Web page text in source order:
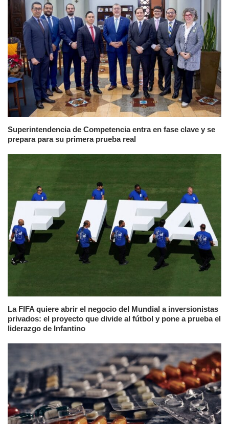
Superintendencia de Competencia entra en fase clave y se
prepara para su primera prueba real
La FIFA quiere abrir el negocio del Mundial a inversionistas
privados: el proyecto que divide al fútbol y pone a prueba el
liderazgo de Infantino